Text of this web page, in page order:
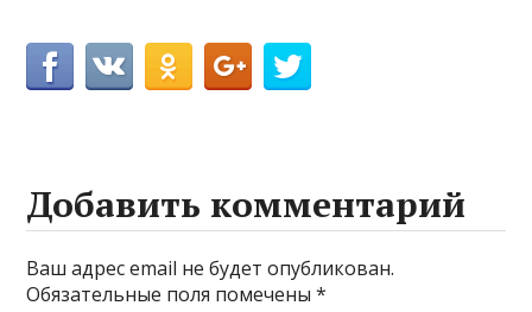
Добавить комментарий
Ваш адрес email не будет опубликован.
Обязательные поля помечены*